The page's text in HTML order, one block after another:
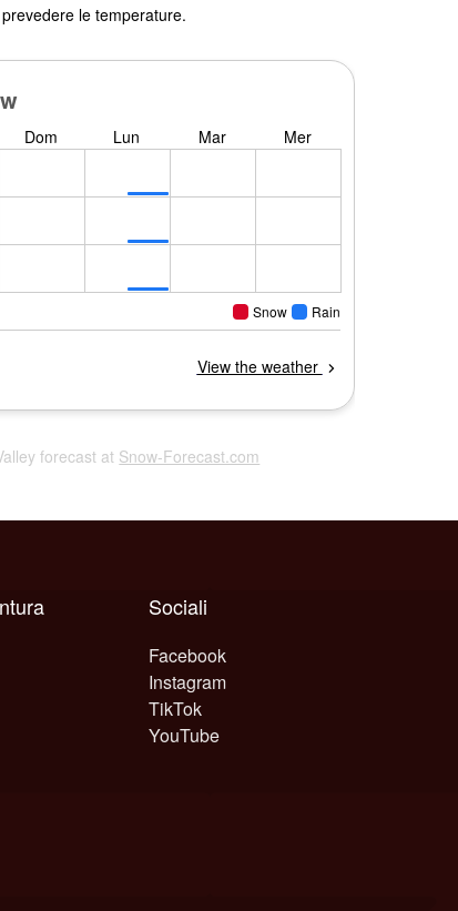
le temperature.
forecast at Snow-Forecast.com
Sociali
Facebook
Instagram
TikTok
YouTube